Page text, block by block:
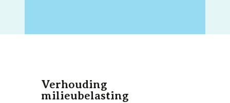
Verhouding
milieubelasting